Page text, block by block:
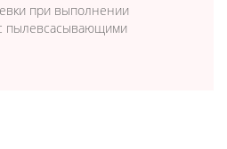
при выполнении
пылевсасывающими